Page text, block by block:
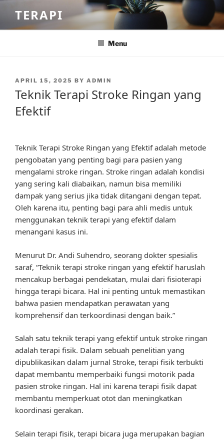
content
TERAPI
Menu
POSTED
APRIL 15, 2025 BY ADMIN
Teknik Terapi Stroke Ringan yang
Efektif
Teknik Terapi Stroke Ringan yang Efektif adalah metode
pengobatan yang penting bagi para pasien yang
mengalami stroke ringan. Stroke ringan adalah kondisi
yang sering kali diabaikan, namun bisa memiliki
dampak yang serius jika tidak ditangani dengan tepat.
Oleh karena itu, penting bagi para ahli medis untuk
menggunakan teknik terapi yang efektif dalam
menangani kasus ini.
Menurut Dr. Andi Suhendro, seorang dokter spesialis
saraf, “Teknik terapi stroke ringan yang efektif haruslah
mencakup berbagai pendekatan, mulai dari fisioterapi
hingga terapi bicara. Hal ini penting untuk memastikan
bahwa pasien mendapatkan perawatan yang
komprehensif dan terkoordinasi dengan baik.”
Salah satu teknik terapi yang efektif untuk stroke ringan
adalah terapi fisik. Dalam sebuah penelitian yang
dipublikasikan dalam jurnal Stroke, terapi fisik terbukti
dapat membantu memperbaiki fungsi motorik pada
pasien stroke ringan. Hal ini karena terapi fisik dapat
membantu memperkuat otot dan meningkatkan
koordinasi gerakan.
Selain terapi fisik, terapi bicara juga merupakan bagian